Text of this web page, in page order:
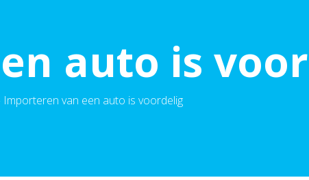
auto is
Importeren van een auto is voordelig